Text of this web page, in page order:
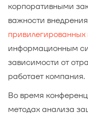
корпоративными
важности внедрения
привилегированных
информационным
зависимости от
работает компания.
Во время
методах анализа